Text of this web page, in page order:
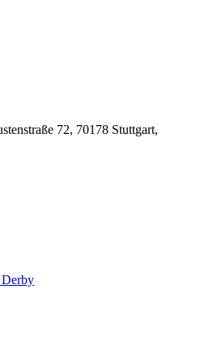
72, 70178 Stuttgart,